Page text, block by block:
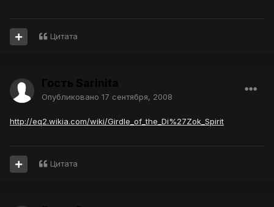
Цитата
Опубликовано 17 сентября, 2008
http://eq2.wikia.com/wiki/Girdle_of_the_Di%27Zok_Spirit
Цитата